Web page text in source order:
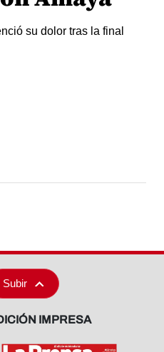
su dolor tras la final
Subir
IMPRESA